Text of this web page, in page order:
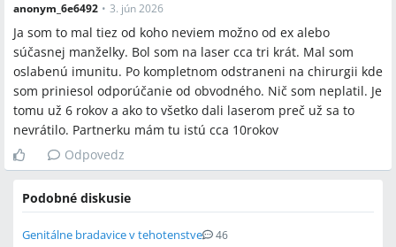
anonym_6e6492 • 3. jún 2026
Ja som to mal tiez od koho neviem možno od ex alebo
súčasnej manželky. Bol som na laser cca tri krát. Mal som
oslabenú imunitu. Po kompletnom odstraneni na chirurgii kde
som priniesol odporúčanie od obvodného. Nič som neplatil. Je
tomu už 6 rokov a ako to všetko dali laserom preč už sa to
nevrátilo. Partnerku mám tu istú cca 10rokov
Odpovedz
Podobné diskusie
Genitálne bradavice v tehotenstve 46